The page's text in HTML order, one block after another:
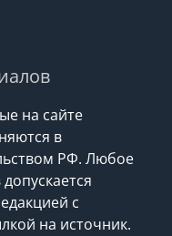
на сайте
в
РФ. Любое
с
на источник.